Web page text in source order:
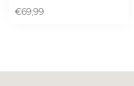
€69,99